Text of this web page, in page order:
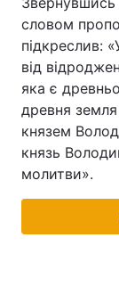
словом
підкреслив:
від
яка є
древня
князем
князь
молитви».